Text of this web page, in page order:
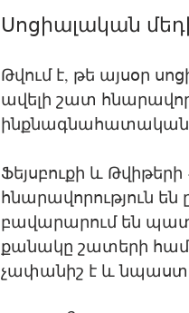
Սոցիալական
Թվում է, թե այսօր
ավելի շատ
Ֆեյսբուքի և
հնարավորություն
բավարարում են
քանակը շատերի
չափանիշ է և